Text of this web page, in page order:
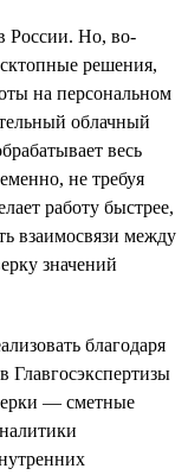
России. Но, во-
решения,
на персональном
облачный
весь
не требуя
работу быстрее,
взаимосвязи между
значений
благодаря
— сметные